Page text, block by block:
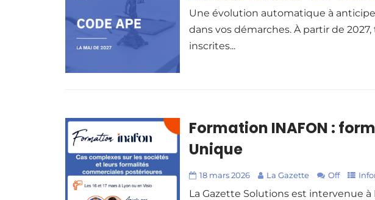
Une évolution automatique à
dans vos démarches. À partir de
inscrites...
Formation INAFON :
Unique
18 mars 2026 La Gazette Off
La Gazette Solutions est intervenue à